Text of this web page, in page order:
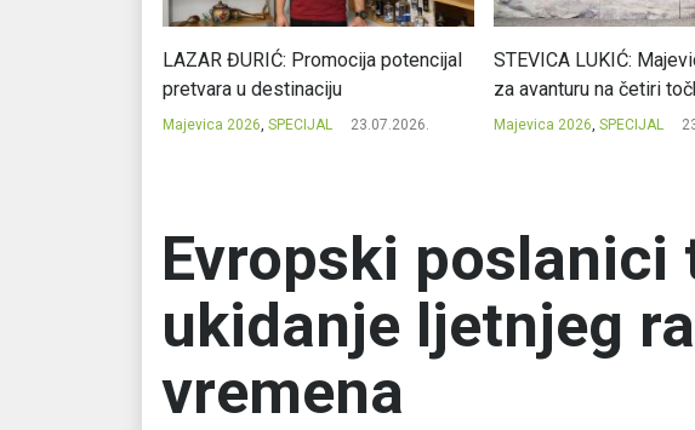
LAZAR ĐURIĆ: Promocija potencijal
pretvara u destinaciju
Majevica 2026, SPECIJAL 23.07.2026.
STEVICA LUKIĆ:
za avanturu na četiri
Majevica 2026, SPECIJAL
Evropski poslanici
ukidanje ljetnjeg
vremena